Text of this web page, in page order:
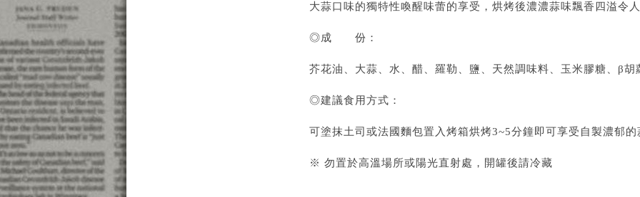
大蒜口味的獨特性喚醒味蕾的享受，烘烤後濃濃蒜味飄香四溢令
◎成 份：
芥花油、大蒜、水、醋、羅勒、鹽、天然調味料、玉米膠糖、β胡
◎建議食用方式：
可塗抹土司或法國麵包置入烤箱烘烤3~5分鐘即可享受自製濃郁的
※ 勿置於高溫場所或陽光直射處，開罐後請冷藏